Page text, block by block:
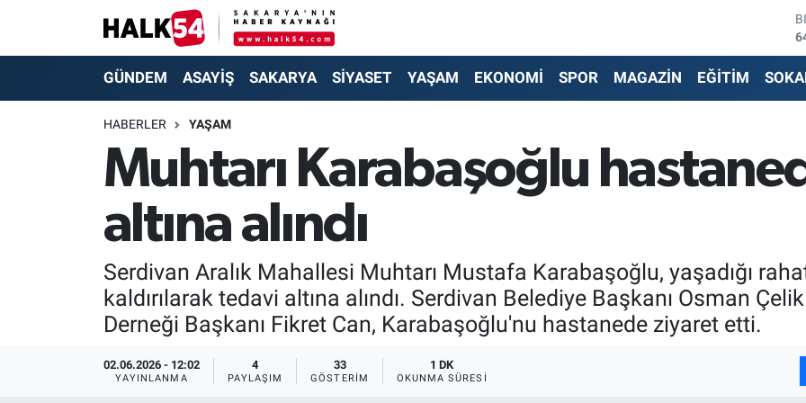
GÜNDEM ASAYİŞ SAKARYA SİYASET YAŞAM EKONOMİ SPOR MAGAZİN EĞİTİM
HABERLER YAŞAM
Muhtarı Karabaşoğlu
altına alındı
Serdivan Aralık Mahallesi Muhtarı Mustafa Karabaşoğlu, yaşadığı
kaldırılarak tedavi altına alındı. Serdivan Belediye Başkanı Osman
Derneği Başkanı Fikret Can, Karabaşoğlu'nu hastanede ziyaret etti.
02.06.2026 - 12:02
YAYINLANMA
4
PAYLAŞIM
33
GÖSTERIM
1 DK
OKUNMA SÜRESI
GÜNDEM
EKONOMİ
Adapazarı Nöbetçi Eczaneler
Adapazarı Trafik Yoğunluk Haritası
Süper Lig Puan Durumu ve Fikstür
Son Dakika Haberleri